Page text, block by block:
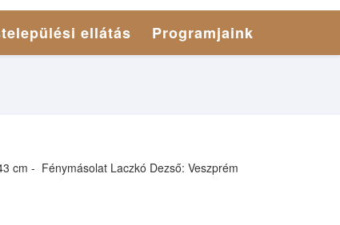
ellátás Programjaink
cm - Fénymásolat Laczkó Dezső: Veszprém